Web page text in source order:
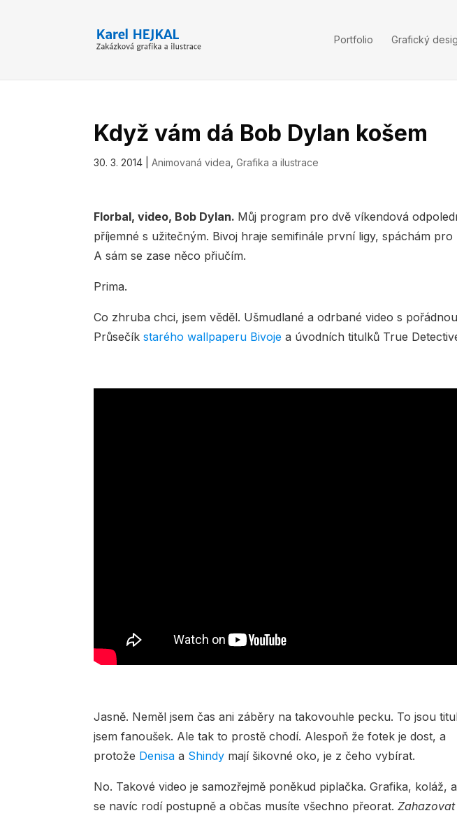
Portfolio Grafický
Když vám dá Bob Dylan košem
30. 3. 2014 |Animovaná videa ,Grafika a ilustrace
Florbal, video, Bob Dylan. Můj program pro dvě víkendová
příjemné s užitečným. Bivoj hraje semifinále první ligy, spáchám
A sám se zase něco přiučím.
Prima.
Co zhruba chci, jsem věděl. Ušmudlané a odrbané video s
Průsečíkstarého wallpaperu Bivoje a úvodních titulků True
Jasně. Neměl jsem čas ani záběry na takovouhle pecku. To jsou
jsem fanoušek. Ale tak to prostě chodí. Alespoň že fotek je dost, a
protože Denisa a Shindy mají šikovné oko, je z čeho vybírat.
No. Takové video je samozřejmě poněkud piplačka. Grafika, koláž,
se navíc rodí postupně a občas musíte všechno přeorat.